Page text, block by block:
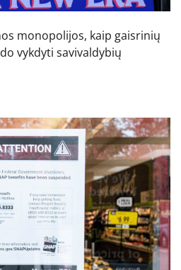
monopolijos, kaip gaisrinių
vykdyti savivaldybių